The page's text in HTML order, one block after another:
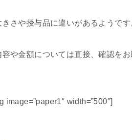
さや授与品に違いがあるようです
や金額については直接、確認をお
image=”paper1″ width=”500″]